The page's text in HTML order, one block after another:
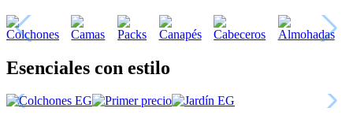
Esenciales con estilo